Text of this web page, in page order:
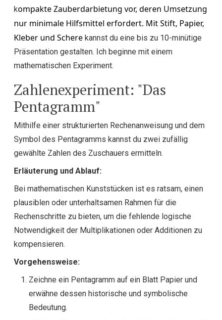
kompakte Zauberdarbietung vor, deren Umsetzung
nur minimale Hilfsmittel erfordert. Mit Stift, Papier,
Kleber und Scherekannst du eine bis zu 10-minütige
Präsentation gestalten. Ich beginne mit einem
mathematischen Experiment.
Zahlenexperiment: "Das
Pentagramm"
Mithilfe einer strukturierten Rechenanweisung und dem
Symbol des Pentagramms kannst du zwei zufällig
gewählte Zahlen des Zuschauers ermitteln.
Erläuterung und Ablauf:
Bei mathematischen Kunststücken ist es ratsam, einen
plausiblen oder unterhaltsamen Rahmen für die
Rechenschritte zu bieten, um die fehlende logische
Notwendigkeit der Multiplikationen oder Additionen zu
kompensieren.
Vorgehensweise:
Zeichne ein Pentagramm auf ein Blatt Papier und
erwähne dessen historische und symbolische
Bedeutung.